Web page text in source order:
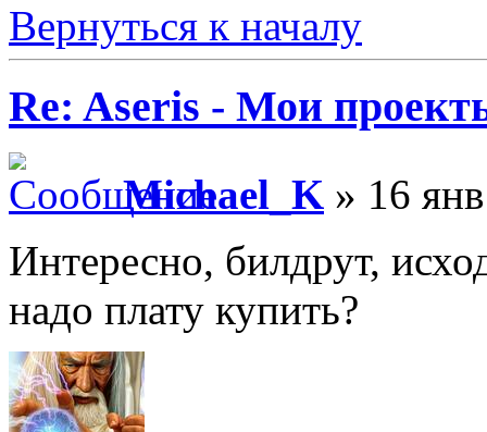
Вернуться к началу
Re: Aseris - Мои
Michael_K » 16
Интересно, билдрут,
надо плату купить?